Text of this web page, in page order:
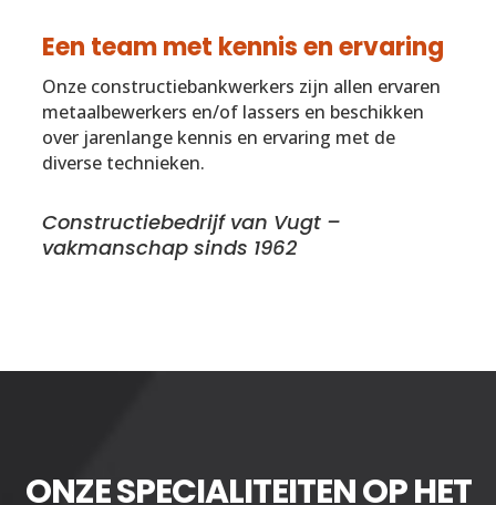
Een team met kennis en ervaring
Onze constructiebankwerkers zijn allen ervaren
metaalbewerkers en/of lassers en beschikken
over jarenlange kennis en ervaring met de
diverse technieken.
Constructiebedrijf van Vugt –
vakmanschap sinds 1962
ONZE SPECIALITEITEN OP HET